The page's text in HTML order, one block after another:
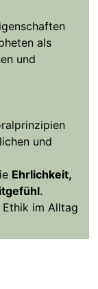
als
und
und
Ehrlichkeit,
.
Ethik im Alltag